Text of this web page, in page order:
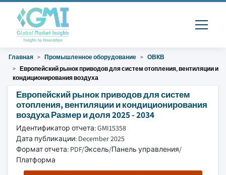
Главная Промышленное оборудование
ОВКВ
Европейский рынок приводов для систем отопления, вентиляции и
кондиционирования воздуха
Европейский рынок приводов для систем
отопления, вентиляции и кондиционирования
воздуха Размер и доля 2025 - 2034
Идентификатор отчета: GMI15358
Дата публикации: December 2025
Формат отчета: PDF/Эксель/Панель управления/
Платформа